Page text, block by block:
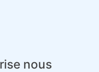
nous